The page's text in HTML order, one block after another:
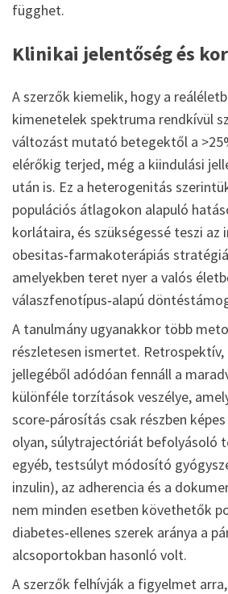
függhet.
Klinikai jelentőség és
A szerzők kiemelik, hogy a
kimenetelek spektruma rendkívül
változást mutató betegektől a
elérőkig terjed, még a kiindulási
után is. Ez a heterogenitás
populációs átlagokon alapuló
korlátaira, és szükségessé teszi az
obesitas‑farmakoterápiás
amelyekben teret nyer a valós
válaszfenotípus‑alapú
A tanulmány ugyanakkor több
részletesen ismertet.
jellegéből adódóan fennáll a
különféle torzítások veszélye,
score‑párosítás csak részben
olyan, súlytrajectóriát befolyásoló
egyéb, testsúlyt módosító
inzulin), az adherencia és a
nem minden esetben követhetők
diabetes‑ellenes szerek aránya a
alcsoportokban hasonló volt.
A szerzők felhívják a figyelmet